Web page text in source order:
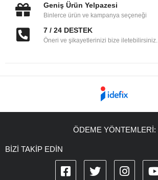
Geniş Ürün Yelpazesi
Binlerce ürün ve kampanya seçeneği
7 / 24 DESTEK
Öneri ve şikayetlerinizi bize iletebilirsiniz.
ÖDEME YÖNTEMLERİ:
BİZİ TAKİP EDİN